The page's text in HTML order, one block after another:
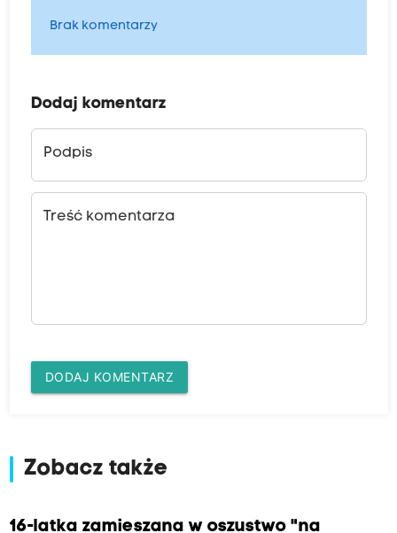
Brak komentarzy
Dodaj komentarz
Podpis
Treść komentarza
DODAJ KOMENTARZ
Zobacz także
16-latka zamieszana w oszustwo "na